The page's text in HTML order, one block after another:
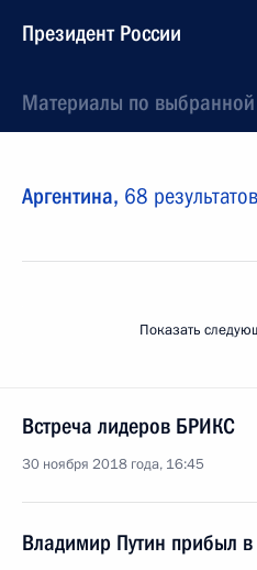
Президент России
Материалы по
Аргентина, 68 результатов
Показать
Встреча лидеров БРИКС
30 ноября 2018 года, 16:45
Владимир Путин прибыл в